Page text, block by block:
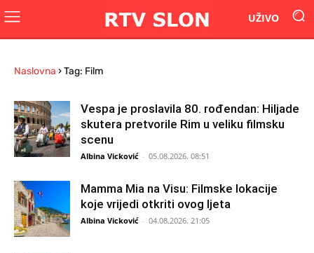
UŽIVO
Naslovna ›Tag: Film
Vespa je proslavila 80. rođendan: Hiljade
skutera pretvorile Rim u veliku filmsku
scenu
Albina Vicković - 05.08.2026. 08:51
Mamma Mia na Visu: Filmske lokacije
koje vrijedi otkriti ovog ljeta
Albina Vicković - 04.08.2026. 21:05